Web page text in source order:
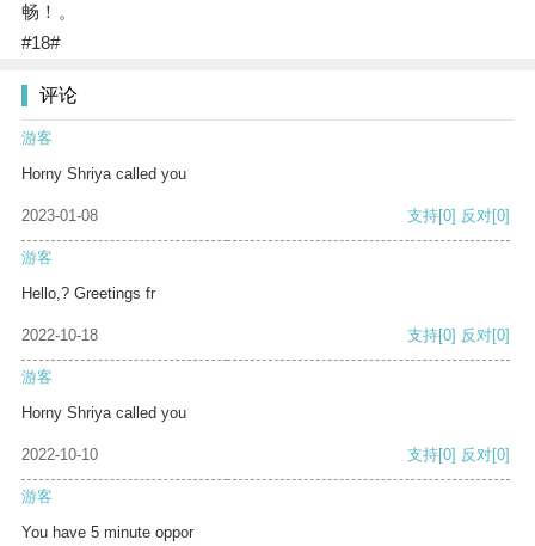
畅！。
#18#
评论
游客
Horny Shriya called you
2023-01-08 支持[0] 反对[0]
游客
Hello,? Greetings fr
2022-10-18 支持[0] 反对[0]
游客
Horny Shriya called you
2022-10-10 支持[0] 反对[0]
游客
You have 5 minute oppor